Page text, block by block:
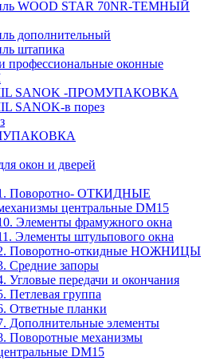
WOOD STAR 70NR-ТЕМНЫЙ
дополнительный
штапика
профессиональные оконные
SANOK -ПРОМУПАКОВКА
SANOK-в порез
окон и дверей
Поворотно- ОТКИДНЫЕ
центральные DM15
Элементы фрамужного окна
Элементы штульпового окна
Поворотно-откидные НОЖНИЦЫ
Средние запоры
Угловые передачи и окончания
Петлевая группа
Ответные планки
Дополнительные элементы
Поворотные механизмы
DM15